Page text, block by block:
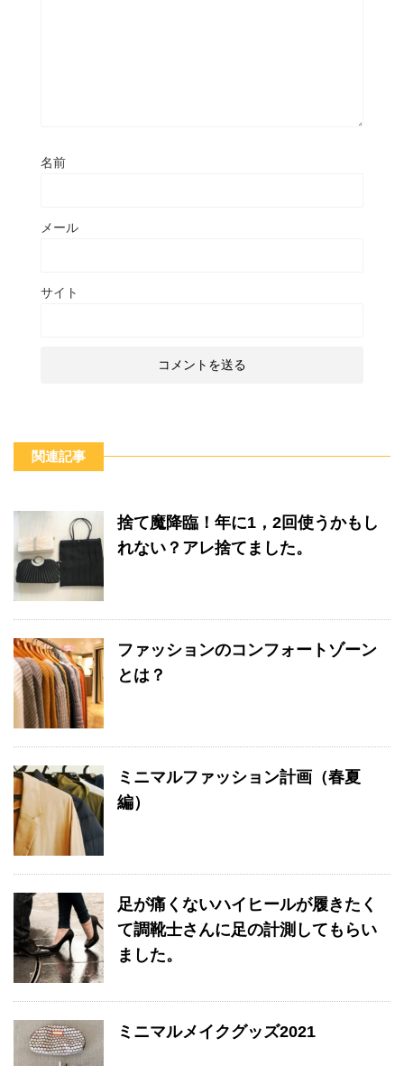
名前
メール
サイト
関連記事
捨て魔降臨！年に1，2回使うかもし
れない？アレ捨てました。
ファッションのコンフォートゾーン
とは？
ミニマルファッション計画（春夏
編）
足が痛くないハイヒールが履きたく
て調靴士さんに足の計測してもらい
ました。
ミニマルメイクグッズ2021